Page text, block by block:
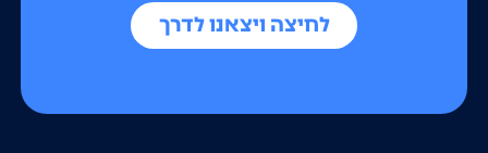
לחיצה ויצאנו לדרך